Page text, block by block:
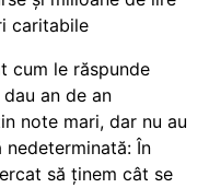
caritabile
cum le răspunde
an de an
note mari, dar nu au
În
să ținem cât se